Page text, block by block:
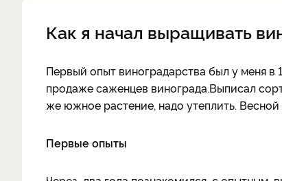
Как я начал выращивать
Первый опыт виноградарства был у меня
продаже саженцев винограда.Выписал
же южное растение, надо утеплить.
Первые опыты